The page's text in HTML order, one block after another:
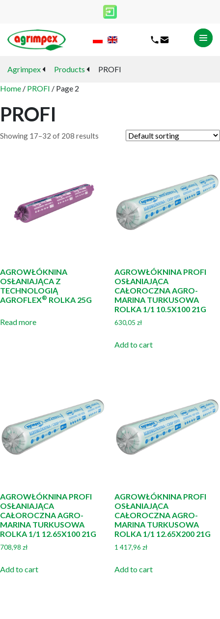
Agrimpex Products PROFI
Home / PROFI / Page 2
PROFI
Showing 17–32 of 208 results
AGROWŁÓKNINA
OSŁANIAJĄCA Z
TECHNOLOGIĄ
AGROFLEX® ROLKA 25G
Read more
AGROWŁÓKNINA PROFI
OSŁANIAJĄCA
CAŁOROCZNA AGRO-
MARINA TURKUSOWA
ROLKA 1/1 10.5X100 21G
630,05 zł
Add to cart
AGROWŁÓKNINA PROFI
OSŁANIAJĄCA
CAŁOROCZNA AGRO-
MARINA TURKUSOWA
ROLKA 1/1 12.65X100 21G
708,98 zł
Add to cart
AGROWŁÓKNINA PROFI
OSŁANIAJĄCA
CAŁOROCZNA AGRO-
MARINA TURKUSOWA
ROLKA 1/1 12.65X200 21G
1 417,96 zł
Add to cart